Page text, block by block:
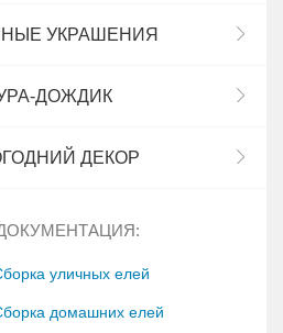
УКРАШЕНИЯ
ДОЖДИК
ДЕКОР
уличных елей
домашних елей